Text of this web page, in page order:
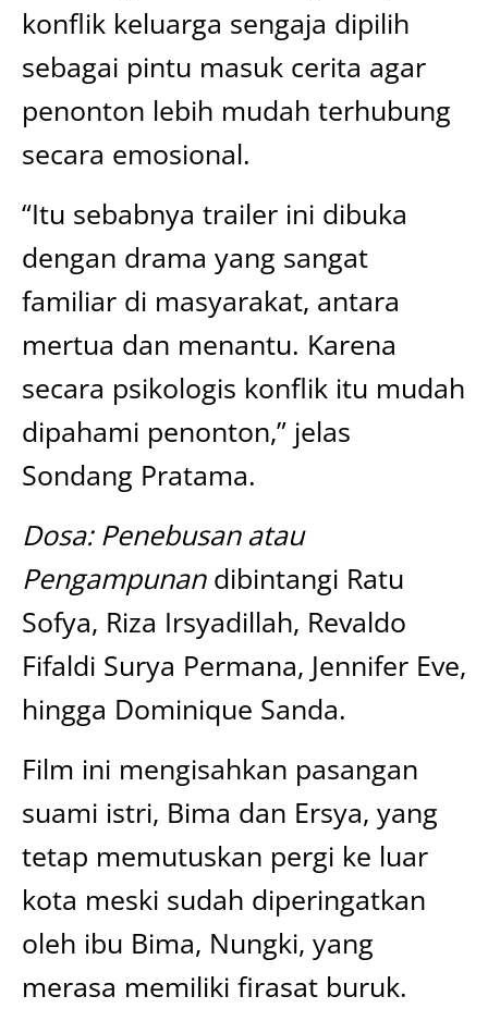
konflik keluarga sengaja dipilih
sebagai pintu masuk cerita agar
penonton lebih mudah terhubung
secara emosional.
“Itu sebabnya trailer ini dibuka
dengan drama yang sangat
familiar di masyarakat, antara
mertua dan menantu. Karena
secara psikologis konflik itu mudah
dipahami penonton,” jelas
Sondang Pratama.
Dosa: Penebusan atau
Pengampunandibintangi Ratu
Sofya, Riza Irsyadillah, Revaldo
Fifaldi Surya Permana, Jennifer Eve,
hingga Dominique Sanda.
Film ini mengisahkan pasangan
suami istri, Bima dan Ersya, yang
tetap memutuskan pergi ke luar
kota meski sudah diperingatkan
oleh ibu Bima, Nungki, yang
merasa memiliki firasat buruk.